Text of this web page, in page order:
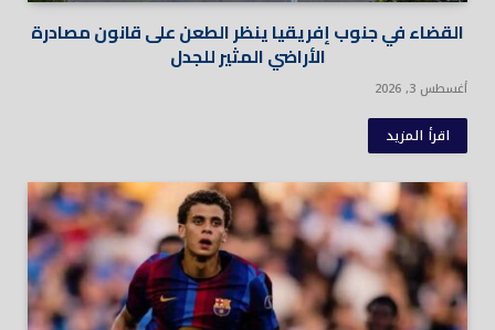
القضاء في جنوب إفريقيا ينظر الطعن على قانون مصادرة
الأراضي المثير للجدل
أغسطس 3, 2026
اقرأ المزيد